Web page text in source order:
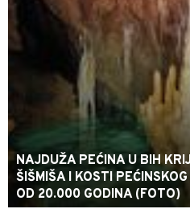
NAJDUŽA PEĆINA U BIH
ŠIŠMIŠA I KOSTI
OD 20.000 GODINA (FOTO)